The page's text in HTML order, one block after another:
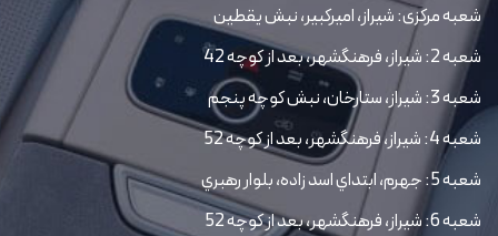
شعبه مرکزی: شیراز، امیرکبیر، نبش یقطین
شعبه 2: شیراز، فرهنگشهر، بعد از کوچه 42
شعبه 3: شیراز، ستارخان، نبش کوچه پنجم
شعبه 4: شیراز، فرهنگشهر، بعد از کوچه 52
شعبه 5: جهرم، ابتداي اسد زاده، بلوار رهبري
شعبه 6: شیراز، فرهنگشهر، بعد از کوچه 52